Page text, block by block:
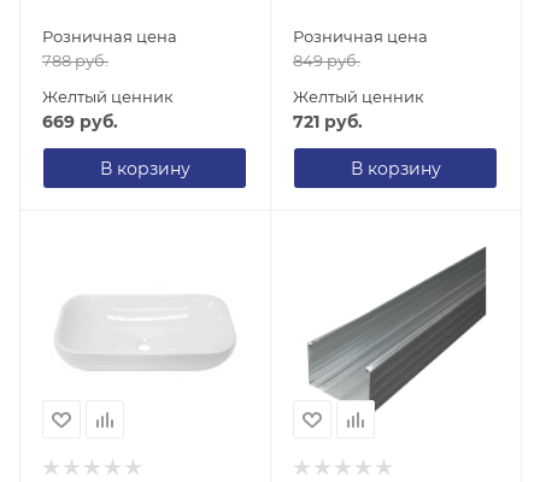
Розничная цена
788руб.
Желтый ценник
669 руб.
В корзину
Розничная цена
849руб.
Желтый ценник
721 руб.
В корзину